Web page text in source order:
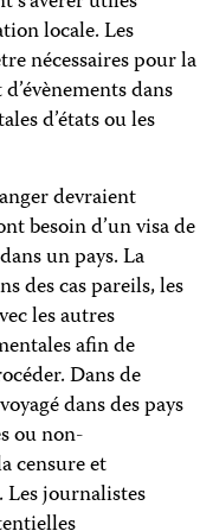
locale. Les
nécessaires pour la
dans
d’états ou les
devraient
besoin d’un visa de
un pays. La
des cas pareils, les
les autres
afin de
Dans de
dans des pays
ou non-
censure et
journalistes